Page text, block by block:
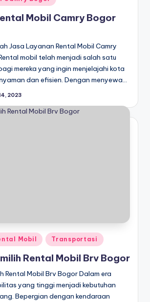
Mobil Camry Bogor
Jasa Layanan Rental Mobil Camry
mobil telah menjadi salah satu
mereka yang ingin menjelajahi kota
dan efisien. Dengan menyewa…
2023
Mobil Transportasi
Rental Mobil Brv Bogor
Rental Mobil Brv Bogor Dalam era
yang tinggi menjadi kebutuhan
Bepergian dengan kendaraan